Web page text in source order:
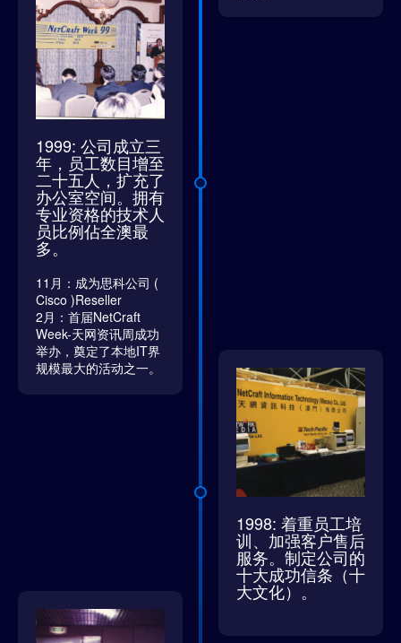
1999: 公司成立三
年，员工数目增至
二十五人，扩充了
办公室空间。拥有
专业资格的技术人
员比例佔全澳最
多。
11月：成为思科公司 (
Cisco )Reseller
2月：首届NetCraft
Week-天网资讯周成功
举办，奠定了本地IT界
规模最大的活动之一。
1998: 着重员工培
训、加强客户售后
服务。制定公司的
十大成功信条（十
大文化）。